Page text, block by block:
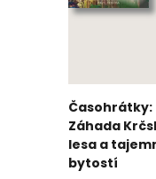
Časohrátky:
Záhada
lesa a
bytostí